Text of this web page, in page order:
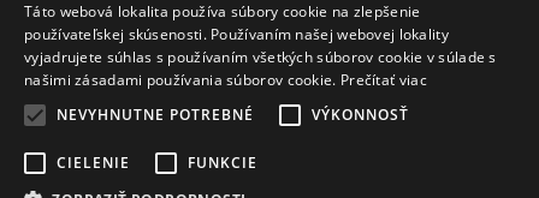
Táto webová lokalita používa súbory cookie na zlepšenie
používateľskej skúsenosti. Používaním našej webovej lokality
vyjadrujete súhlas s používaním všetkých súborov cookie v súlade s
našimi zásadami používania súborov cookie. Prečítať viac
NEVYHNUTNE POTREBNÉ
VÝKONNOSŤ
CIELENIE
FUNKCIE